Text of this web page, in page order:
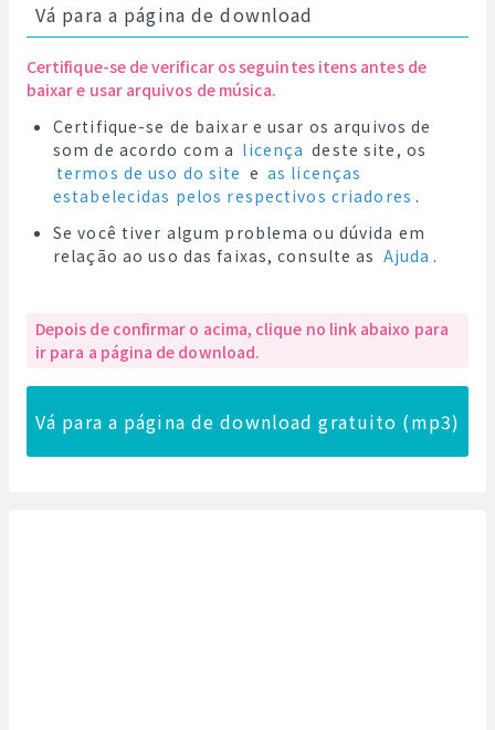
Vá para a página de download
Certifique-se de verificar os seguintes itens antes de
baixar e usar arquivos de música.
Certifique-se de baixar e usar os arquivos de
som de acordo com a licença deste site, os
termos de uso do site e as licenças
estabelecidas pelos respectivos criadores .
Se você tiver algum problema ou dúvida em
relação ao uso das faixas, consulte as Ajuda .
Depois de confirmar o acima, clique no link abaixo para
ir para a página de download.
Vá para a página de download gratuito (mp3)